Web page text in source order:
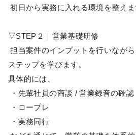
初日から実務に入れる環境を整えま
▽STEP２｜営業基礎研修
担当案件のインプットを行いなが
ステップを学びます。
具体的には、
・先輩社員の商談 / 営業録音の確認
・ロープレ
・実務同行